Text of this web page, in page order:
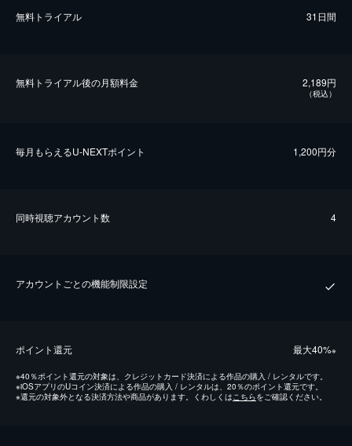
無料トライアル 31日間
無料トライアル後の⽉額料金 2,189円
（税込）
毎⽉もらえるU-NEXTポイント 1,200円分
同時視聴アカウント数 4
アカウントごとの機能制限設定
ポイント還元 最⼤40%※
※40％ポイント還元の対象は、クレジットカード決済による作品の購入 / レンタルです。
※iOSアプリのUコイン決済による作品の購入 / レンタルは、20％のポイント還元です。
※還元の対象外となる決済方法や商品があります。くわしくはこちらをご確認ください。